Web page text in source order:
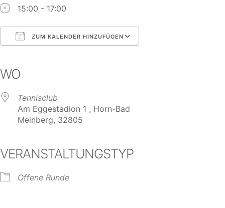
15:00 - 17:00
ZUM KALENDER HINZUFÜGEN
WO
Tennisclub
Am Eggestadion 1 , Horn-Bad
Meinberg, 32805
VERANSTALTUNGSTYP
Offene Runde